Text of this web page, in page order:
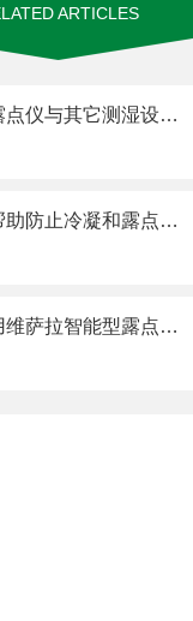
ARTICLES
维萨拉手持露点仪与其它测湿设备的比较
露点仪如何帮助防止冷凝和露点问题？
高温过程应用维萨拉智能型露点和温度探头 DMP5